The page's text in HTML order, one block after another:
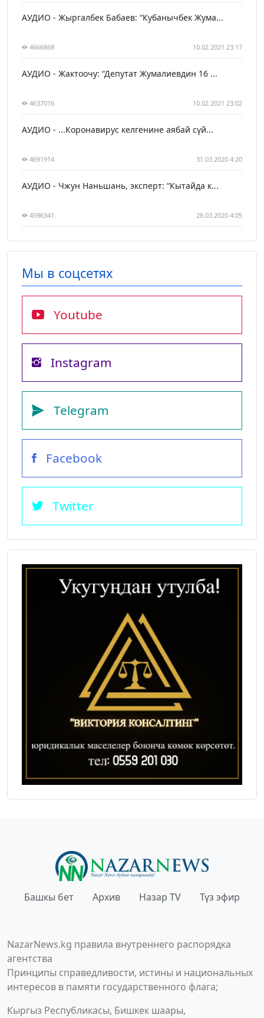
АУДИО - Жыргалбек Бабаев: “Кубанычбек Жума...
4666868 10.02.2021 23:17
АУДИО - Жактоочу: “Депутат Жумалиевдин 16 ...
4637016 10.02.2021 23:02
АУДИО - ...Коронавирус келгенине аябай сүй...
4691914 31.03.2020 4:20
АУДИО - Чжун Наньшань, эксперт: “Кытайда к...
4596341 28.03.2020 4:05
Мы в соцсетях
Youtube
Instagram
Telegram
Facebook
Twitter
Башкы бет Архив Назар TV Түз эфир
NazarNews.kg правила внутреннего распорядка
агентства
Принципы справедливости, истины и национальных
интересов в памяти государственного флага;
Кыргыз Республикасы, Бишкек шаары,